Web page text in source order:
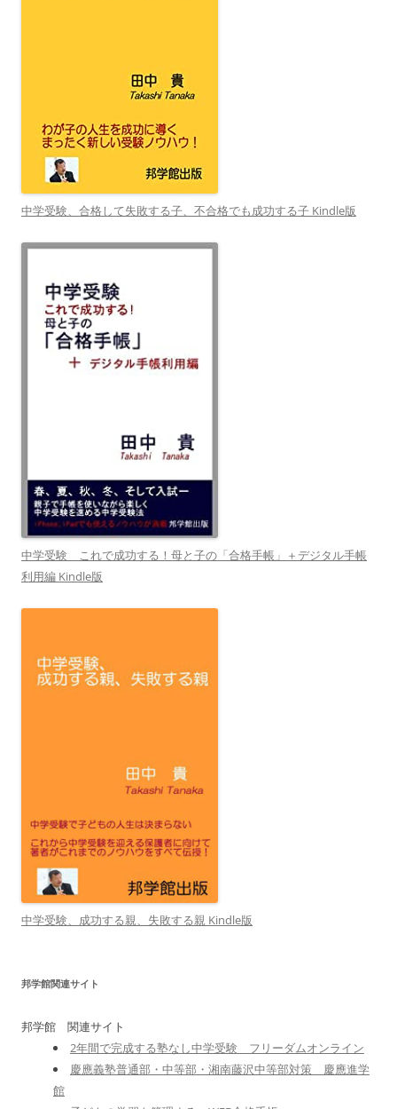
中学受験、合格して失敗する子、不合格でも成功する子 Kindle版
中学受験 これで成功する！母と子の「合格手帳」＋デジタル手帳
利用編 Kindle版
中学受験、成功する親、失敗する親 Kindle版
邦学館関連サイト
邦学館 関連サイト
2年間で完成する塾なし中学受験 フリーダムオンライン
慶應義塾普通部・中等部・湘南藤沢中等部対策 慶應進学
館